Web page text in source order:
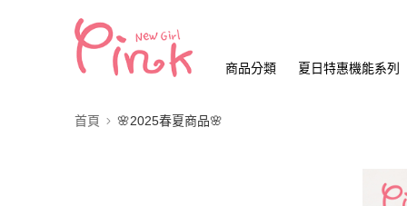
商品分類 夏日特惠機能系列
首頁 🌸2025春夏商品🌸